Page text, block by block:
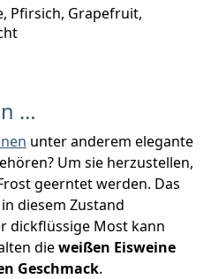
Pfirsich, Grapefruit,
…
unter anderem elegante
Um sie herzustellen,
geerntet werden. Das
diesem Zustand
dickflüssige Most kann
dieweißen Eisweine
Geschmack.